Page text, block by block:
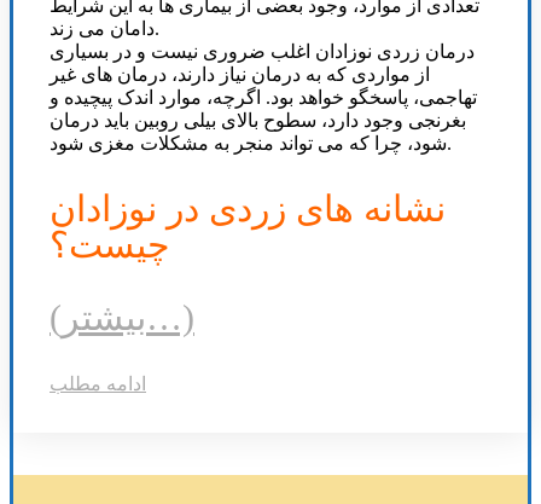
تعدادی از موارد، وجود بعضی از بیماری ها به این شرایط
دامان می زند.
درمان زردی نوزادان اغلب ضروری نیست و در بسیاری
از مواردی که به درمان نیاز دارند، درمان های غیر
تهاجمی، پاسخگو خواهد بود. اگرچه، موارد اندک پیچیده و
بغرنجی وجود دارد، سطوح بالای بیلی روبین باید درمان
شود، چرا که می تواند منجر به مشکلات مغزی شود.
نشانه های زردی در نوزادان
چیست؟
(بیشتر…)
ادامه مطلب